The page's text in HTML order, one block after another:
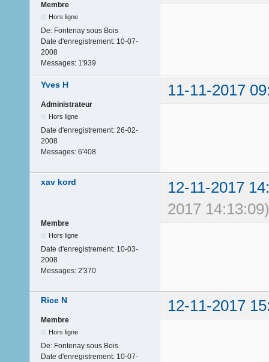
Membre
Hors ligne
De: Fontenay sous Bois
Date d'enregistrement: 10-07-
2008
Messages: 1'939
Yves H 11-11-2017
Administrateur
Hors ligne
Date d'enregistrement: 26-02-
2008
Messages: 6'408
xav kord
12-11-2017
2017 14:13:09)
Membre
Hors ligne
Date d'enregistrement: 10-03-
2008
Messages: 2'370
Rice N 12-11-2017
Membre
Hors ligne
De: Fontenay sous Bois
Date d'enregistrement: 10-07-